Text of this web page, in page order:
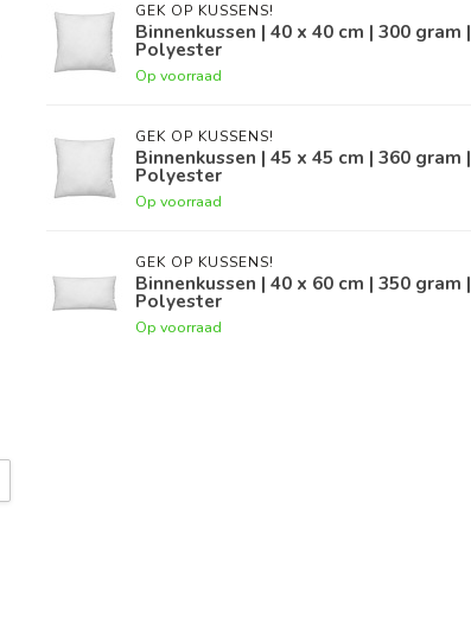
GEK OP KUSSENS!
Binnenkussen | 40 x 40 cm | 300 gram |
Polyester
Op voorraad
GEK OP KUSSENS!
Binnenkussen | 45 x 45 cm | 360 gram |
Polyester
Op voorraad
GEK OP KUSSENS!
Binnenkussen | 40 x 60 cm | 350 gram |
Polyester
Op voorraad